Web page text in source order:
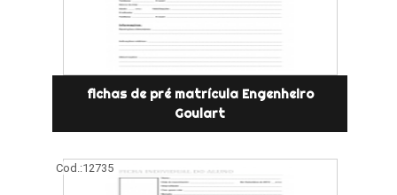
fichas de pré matrícula Engenheiro
Goulart
Cod.:12735